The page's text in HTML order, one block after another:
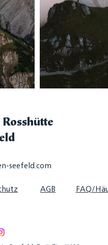
seefeld.com
AGB FAQ/